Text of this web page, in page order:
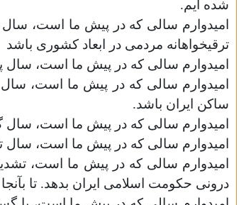
شده ایم.
امیدوارم سالی که در پیش ما است، سال
ترقیخواهانه مردمی در ابعاد کشوری باشد
امیدوارم سالی که در پیش ما است، سال
امیدوارم سالی که در پیش ما است،
ساکن ایران باشد.
امیدوارم سالی که در پیش ما است، سال
امیدوارم سالی که در پیش ما است، سال
امیدوارم سالی که در پیش ما است،
درونی حکومت اسلامی ایران بدهد. تا